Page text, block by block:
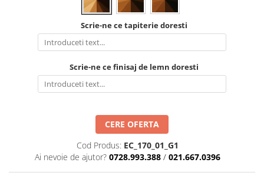
Vitrina bar / retrobar
Blaturi de masa
Blaturi din MDF
Blaturi din HPL Compact
Blaturi din piatra naturala si
compozit
Scrie-ne ce tapiterie doresti
Scrie-ne ce finisaj de lemn doresti
CERE OFERTA
Cod Produs: EC_170_01_G1
Ai nevoie de ajutor? 0728.993.388 / 021.667.0396